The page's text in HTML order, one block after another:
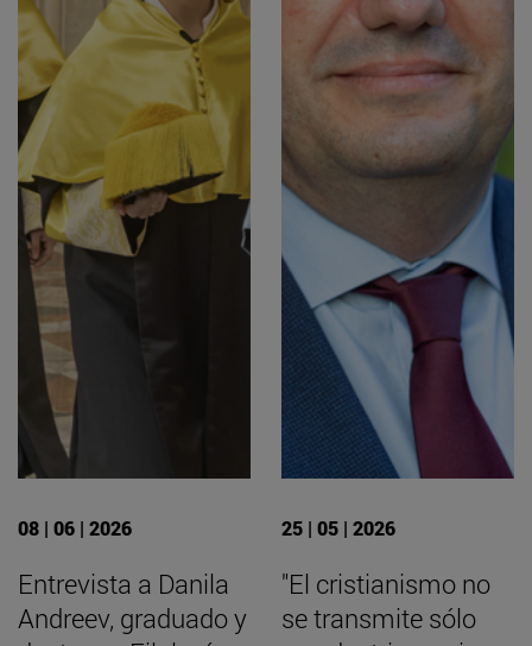
08 | 06 | 2026
Entrevista a Danila
Andreev, graduado y
25 | 05 | 2026
"El cristianismo no
se transmite sólo